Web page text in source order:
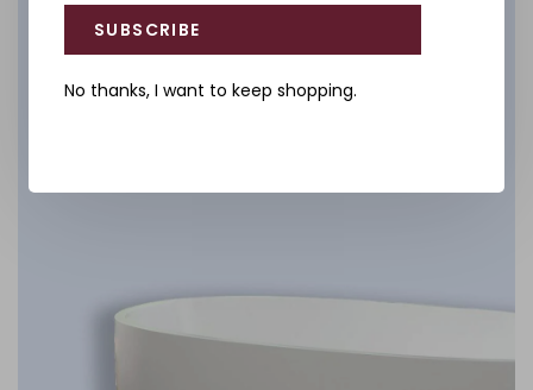
DÉCOUVREZ
SUBSCRIBE
No thanks, I want to keep shopping.